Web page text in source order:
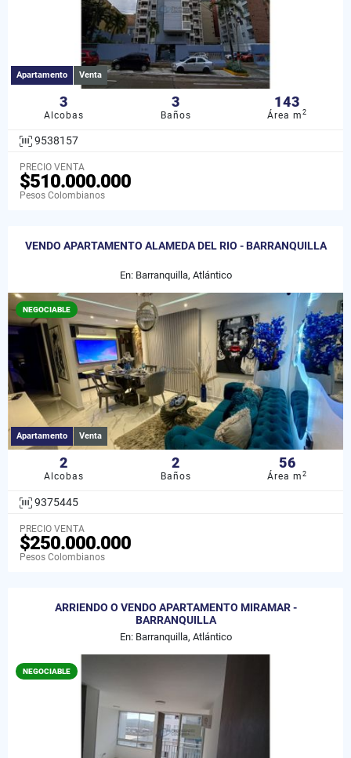
Apartamento Venta
3
Alcobas
3
Baños
143
Área m2
9538157
PRECIO VENTA
$510.000.000
Pesos Colombianos
VENDO APARTAMENTO ALAMEDA DEL RIO - BARRANQUILLA
En: Barranquilla, Atlántico
NEGOCIABLE
Apartamento Venta
2
Alcobas
2
Baños
56
Área m2
9375445
PRECIO VENTA
$250.000.000
Pesos Colombianos
ARRIENDO O VENDO APARTAMENTO MIRAMAR -
BARRANQUILLA
En: Barranquilla, Atlántico
NEGOCIABLE